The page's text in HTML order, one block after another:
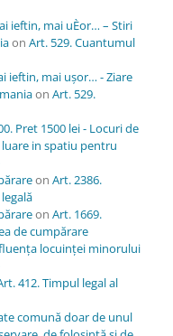
ieftin, mai uÈor… – Stiri
on Art. 529. Cuantumul
ieftin, mai ușor… - Ziare
on Art. 529.
Pret 1500 lei - Locuri de
in spatiu pentru
on Art. 2386.
on Art. 1669.
de cumpărare
locuinței minorului
412. Timpul legal al
comună doar de unul